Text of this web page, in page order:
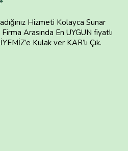
Hizmeti Kolayca Sunar
Arasında En UYGUN fiyatlı
Kulak ver KAR’lı Çık.